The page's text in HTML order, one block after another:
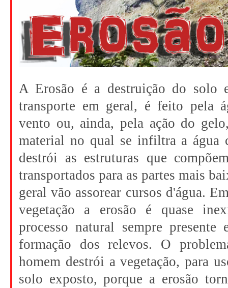
A Erosão é a destruição do solo
transporte em geral, é feito pela
vento ou, ainda, pela ação do
material no qual se infiltra a água
destrói as estruturas que
transportados para as partes mais
geral vão assorear cursos d'água.
vegetação a erosão é quase
processo natural sempre presente
formação dos relevos. O
homem destrói a vegetação, para
solo exposto, porque a erosão